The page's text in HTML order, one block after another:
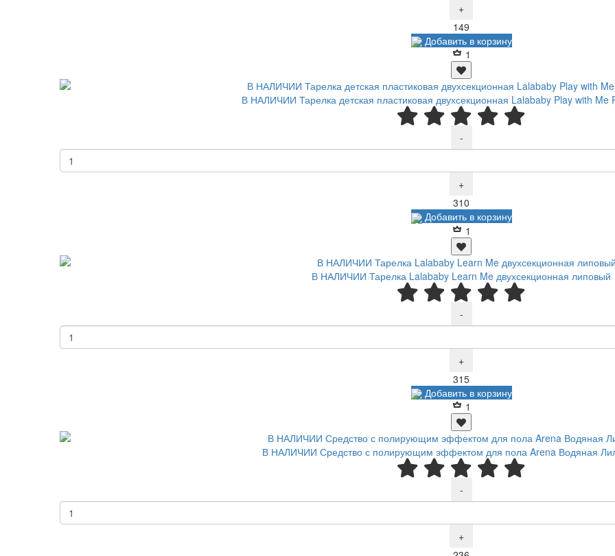
+
149
Добавить в корзину
1
В НАЛИЧИИ Тарелка детская пластиковая двухсекционная Lalababy Play with Me
-
+
310
Добавить в корзину
1
В НАЛИЧИИ Тарелка Lalababy Learn Me двухсекционная липовый
-
+
315Р
Добавить в корзину
1
В НАЛИЧИИ Средство с полирующим эффектом для пола Arena Водяная
-
+